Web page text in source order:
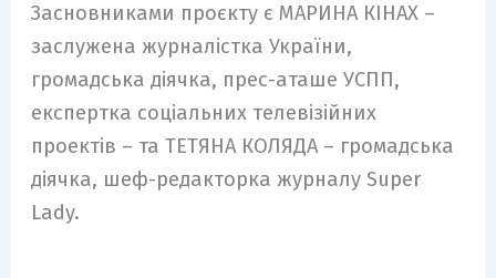
Засновниками проєкту є МАРИНА КІНАХ –
заслужена журналістка України,
громадська діячка, прес-аташе УСПП,
експертка соціальних телевізійних
проектів – та ТЕТЯНА КОЛЯДА – громадська
діячка, шеф-редакторка журналу Super
Lady.